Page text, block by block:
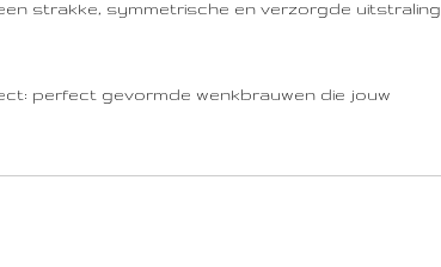
strakke, symmetrische en verzorgde uitstraling
perfect gevormde wenkbrauwen die jouw